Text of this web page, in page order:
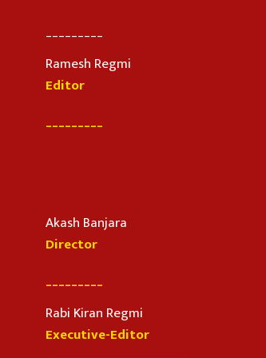
Ramesh Regmi
Editor
_________
Akash Banjara
Director
_________
Rabi Kiran Regmi
Executive-Editor